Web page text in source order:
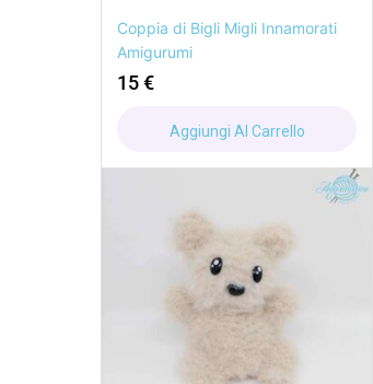
Coppia di Bigli Migli Innamorati
Amigurumi
15€
Aggiungi Al Carrello